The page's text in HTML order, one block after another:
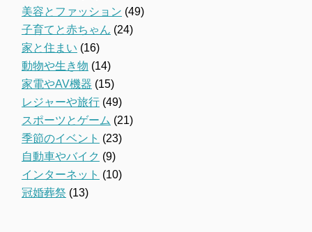
美容とファッション (49)
子育てと赤ちゃん (24)
家と住まい (16)
動物や生き物 (14)
家電やAV機器 (15)
レジャーや旅行 (49)
スポーツとゲーム (21)
季節のイベント (23)
自動車やバイク (9)
インターネット (10)
冠婚葬祭 (13)